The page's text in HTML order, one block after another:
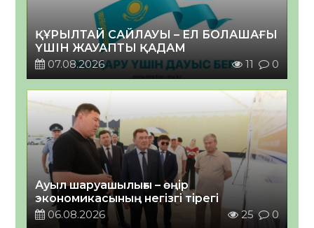
ҚҰРЫЛТАЙ САЙЛАУЫ – ЕЛ БОЛАШАҒЫ
ҮШІН ЖАУАПТЫ ҚАДАМ
07.08.2026
11 0
Ауыл шаруашылығы – өңір
экономикасының негізгі тірегі
06.08.2026
25 0